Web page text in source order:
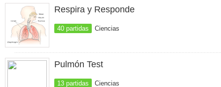
Respira y Responde
40 partidas Ciencias
Pulmón Test
13 partidas Ciencias